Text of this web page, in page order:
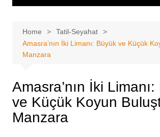
Home
Tatil-Seyahat
Amasra’nın İki Limanı: Büyük ve Küçük
Manzara
Amasra’nın İki
ve Küçük Koyun
Manzara